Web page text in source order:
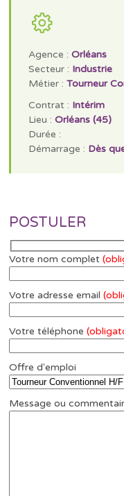
Agence :Orléans
Secteur : Industrie
Métier :Tourneur
Contrat : Intérim
Lieu :Orléans (45)
Durée :
Démarrage : Dès
POSTULER
Votre nom complet
Votre adresse email
Votre téléphone
Offre d'emploi
Message ou